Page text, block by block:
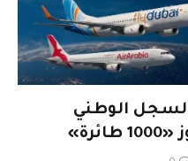
السجل الوطني